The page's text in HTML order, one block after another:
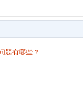
题有哪些？